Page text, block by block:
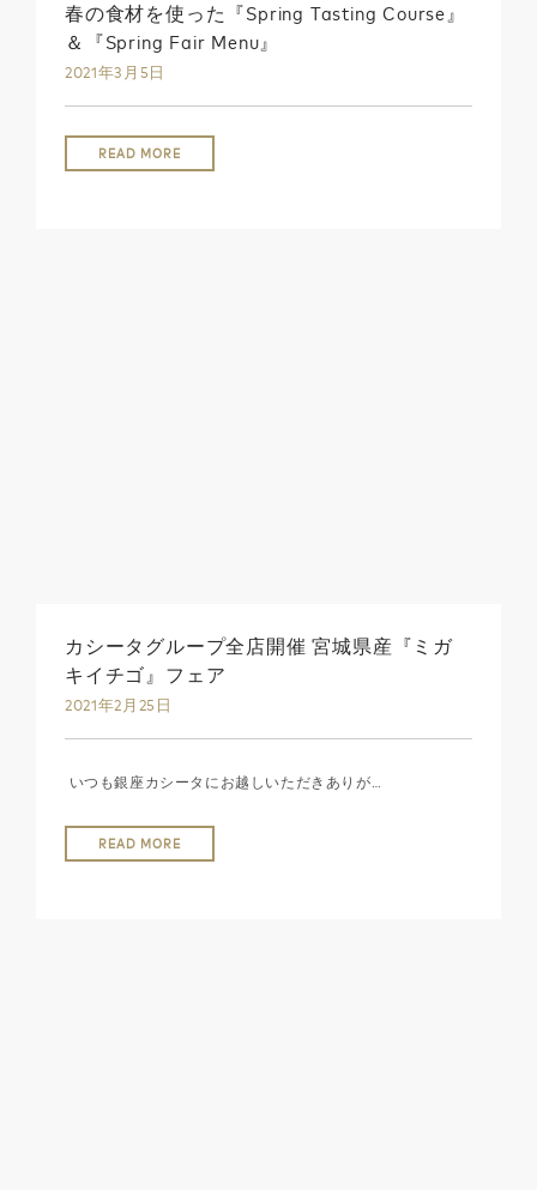
春の食材を使った『Spring Tasting Course』
＆『Spring Fair Menu』
2021年3月5日
READ MORE
カシータグループ全店開催 宮城県産『ミガ
キイチゴ』フェア
2021年2月25日
いつも銀座カシータにお越しいただきありが…
READ MORE